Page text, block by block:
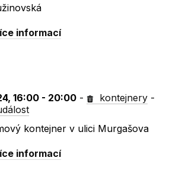
informací
16:00 - 20:00 - kontejnery -
kontejner v ulici Murgašova
informací